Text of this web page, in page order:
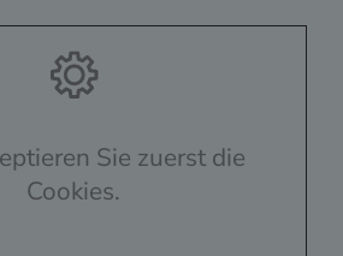
Sie zuerst die
Cookies.